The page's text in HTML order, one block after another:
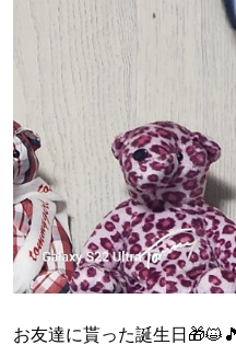
お友達に貰った誕生日🎁😺🎵